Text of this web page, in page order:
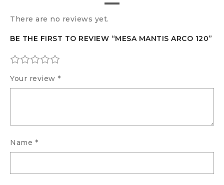
There are no reviews yet.
BE THE FIRST TO REVIEW “MESA MANTIS ARCO 120”
Your review *
Name *